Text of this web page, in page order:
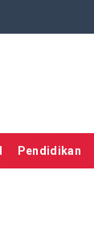
Pendidikan